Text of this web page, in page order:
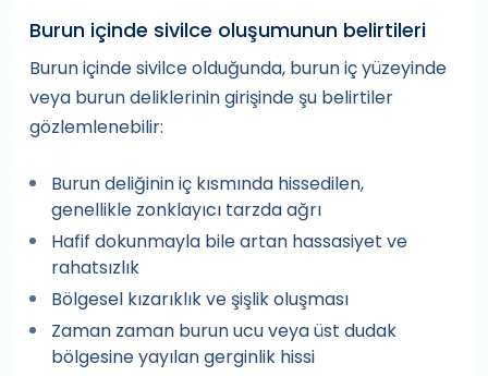
Burun içinde sivilce oluşumunun belirtileri
Burun içinde sivilce olduğunda, burun iç yüzeyinde
veya burun deliklerinin girişinde şu belirtiler
gözlemlenebilir:
Burun deliğinin iç kısmında hissedilen,
genellikle zonklayıcı tarzda ağrı
Hafif dokunmayla bile artan hassasiyet ve
rahatsızlık
Bölgesel kızarıklık ve şişlik oluşması
Zaman zaman burun ucu veya üst dudak
bölgesine yayılan gerginlik hissi